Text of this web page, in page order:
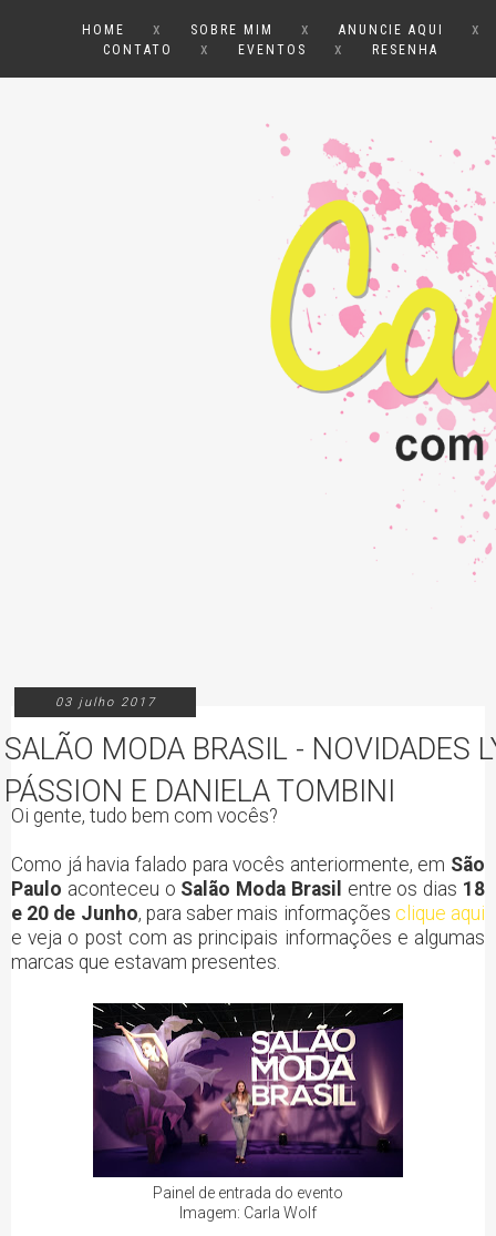
HOME x SOBRE MIM x ANUNCIE AQUI x
CONTATO x EVENTOS x RESENHA
03 julho 2017
SALÃO MODA BRASIL - NOVIDADES
PÁSSION E DANIELA TOMBINI
Oi gente, tudo bem com vocês?
Como já havia falado para vocês anteriormente, em São
Paulo aconteceu o Salão Moda Brasil entre os dias 18
e 20 de Junho, para saber mais informações clique aqui
e veja o post com as principais informações e algumas
marcas que estavam presentes.
Painel de entrada do evento
Imagem: Carla Wolf